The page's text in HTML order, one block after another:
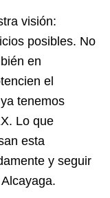
visión:
posibles. No
en
el
tenemos
Lo que
esta
y seguir